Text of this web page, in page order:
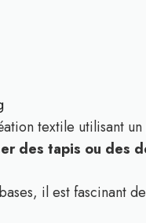
textile utilisant
des tapis ou des
il est fascinant